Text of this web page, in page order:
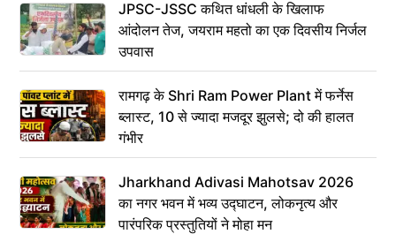
JPSC-JSSC कथित धांधली के खिलाफ
आंदोलन तेज, जयराम महतो का एक दिवसीय निर्जल
उपवास
रामगढ़ के Shri Ram Power Plant में फर्नेस
ब्लास्ट, 10 से ज्यादा मजदूर झुलसे; दो की हालत
गंभीर
Jharkhand Adivasi Mahotsav 2026
का नगर भवन में भव्य उद्घाटन, लोकनृत्य और
पारंपरिक प्रस्तुतियों ने मोहा मन